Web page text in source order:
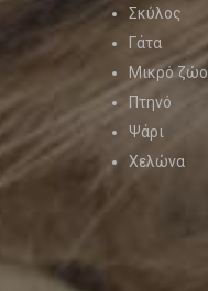
Σκύλος
Γάτα
Μικρό ζώο
Πτηνό
Ψάρι
Χελώνα